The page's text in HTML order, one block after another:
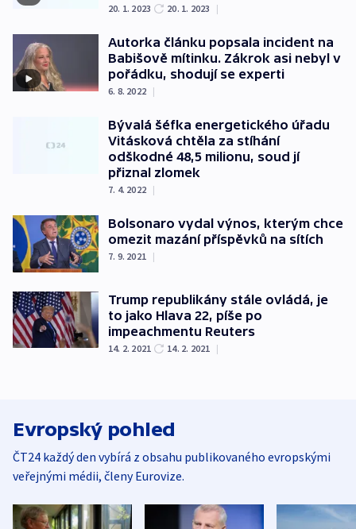
20. 1. 2023 20. 1. 2023 |
Autorka článku popsala incident na
Babišově mítinku. Zákrok asi nebyl v
pořádku, shodují se experti
6. 8. 2022 |
Bývalá šéfka energetického úřadu
Vitásková chtěla za stíhání
odškodné 48,5 milionu, soud jí
přiznal zlomek
7. 4. 2022 |
Bolsonaro vydal výnos, kterým chce
omezit mazání příspěvků na sítích
7. 9. 2021 |
Trump republikány stále ovládá, je
to jako Hlava 22, píše po
impeachmentu Reuters
14. 2. 2021 14. 2. 2021 |
Evropský pohled
ČT24 každý den vybírá z obsahu publikovaného evropskými
veřejnými médii, členy Eurovize.